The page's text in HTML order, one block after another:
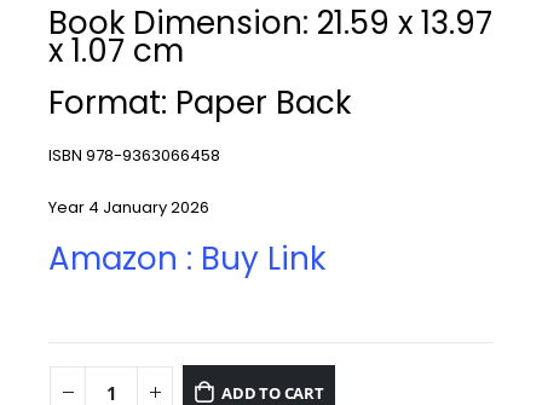
Book Dimension: 21.59 x 13.97
x 1.07 cm
Format: Paper Back
ISBN 978-9363066458
Year 4 January 2026
Amazon : Buy Link
ADD TO CART